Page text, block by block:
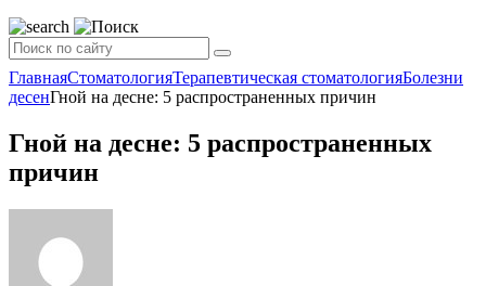
ГлавнаяСтоматологияТерапевтическая стоматологияБолезни
десенГной на десне: 5 распространенных причин
Гной на десне: 5 распространенных
причин